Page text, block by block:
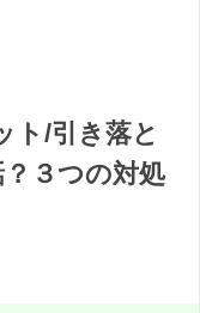
ト/引き落と
３つの対処